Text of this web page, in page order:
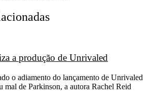
a produção de Unrivaled
o adiamento do lançamento de Unrivaled
mal de Parkinson, a autora Rachel Reid